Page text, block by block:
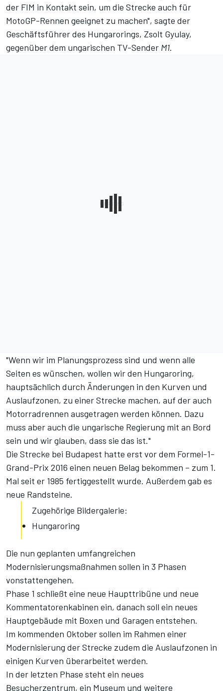
der FIM in Kontakt sein, um die Strecke auch für
MotoGP-Rennen geeignet zu machen", sagte der
Geschäftsführer des Hungarorings, Zsolt Gyulay,
gegenüber dem ungarischen TV-Sender M1.
"Wenn wir im Planungsprozess sind und wenn alle
Seiten es wünschen, wollen wir den Hungaroring,
hauptsächlich durch Änderungen in den Kurven und
Auslaufzonen, zu einer Strecke machen, auf der auch
Motorradrennen ausgetragen werden können. Dazu
muss aber auch die ungarische Regierung mit an Bord
sein und wir glauben, dass sie das ist."
Die Strecke bei Budapest hatte erst vor dem Formel-1-
Grand-Prix 2016 einen neuen Belag bekommen – zum 1.
Mal seit er 1985 fertiggestellt wurde. Außerdem gab es
neue Randsteine.
Zugehörige Bildergalerie:
Hungaroring
Die nun geplanten umfangreichen
Modernisierungsmaßnahmen sollen in 3 Phasen
vonstattengehen.
Phase 1 schließt eine neue Haupttribüne und neue
Kommentatorenkabinen ein, danach soll ein neues
Hauptgebäude mit Boxen und Garagen entstehen.
Im kommenden Oktober sollen im Rahmen einer
Modernisierung der Strecke zudem die Auslaufzonen in
einigen Kurven überarbeitet werden.
In der letzten Phase steht ein neues
Besucherzentrum, ein Museum und weitere